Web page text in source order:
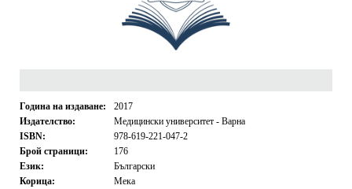
Година на издаване:
2017
Издателство:
Медицински университет - Варна
ISBN:
978-619-221-047-2
Брой страници:
176
Език:
Български
Корица:
Мека